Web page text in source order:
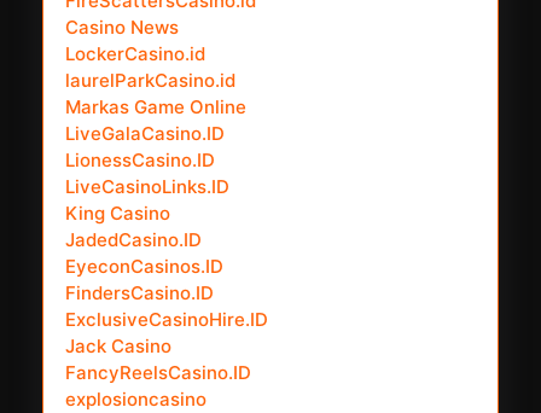
Casino News
LockerCasino.id
laurelParkCasino.id
Markas Game Online
LiveGalaCasino.ID
LionessCasino.ID
LiveCasinoLinks.ID
King Casino
JadedCasino.ID
EyeconCasinos.ID
FindersCasino.ID
ExclusiveCasinoHire.ID
Jack Casino
FancyReelsCasino.ID
explosioncasino